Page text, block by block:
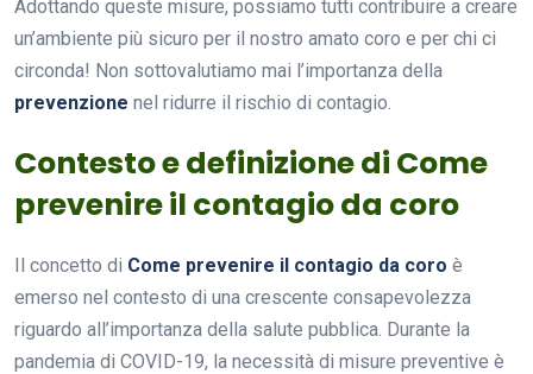
Adottando queste misure, possiamo tutti contribuire a creare
un’ambiente più sicuro per il nostro amato coro e per chi ci
circonda! Non sottovalutiamo mai l’importanza della
prevenzione nel ridurre il rischio di contagio.
Contesto e definizione di Come
prevenire il contagio da coro
Il concetto di Come prevenire il contagio da coro è
emerso nel contesto di una crescente consapevolezza
riguardo all’importanza della salute pubblica. Durante la
pandemia di COVID-19, la necessità di misure preventive è